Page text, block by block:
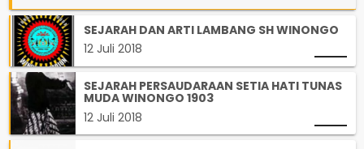
SEJARAH DAN ARTI LAMBANG SH WINONGO
12 Juli 2018
SEJARAH PERSAUDARAAN SETIA HATI TUNAS
MUDA WINONGO 1903
12 Juli 2018